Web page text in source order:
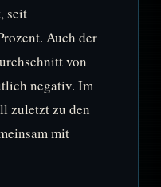
seit
Auch der
von
negativ. Im
zuletzt zu den
mit